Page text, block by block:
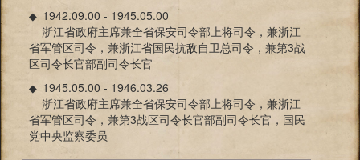
◆1942.09.00 - 1945.05.00
浙江省政府主席兼全省保安司令部上将司令，兼浙江
省军管区司令，兼浙江省国民抗敌自卫总司令，兼第3战
区司令长官部副司令长官
◆1945.05.00 - 1946.03.26
浙江省政府主席兼全省保安司令部上将司令，兼浙江
省军管区司令，兼第3战区司令长官部副司令长官，国民
党中央监察委员